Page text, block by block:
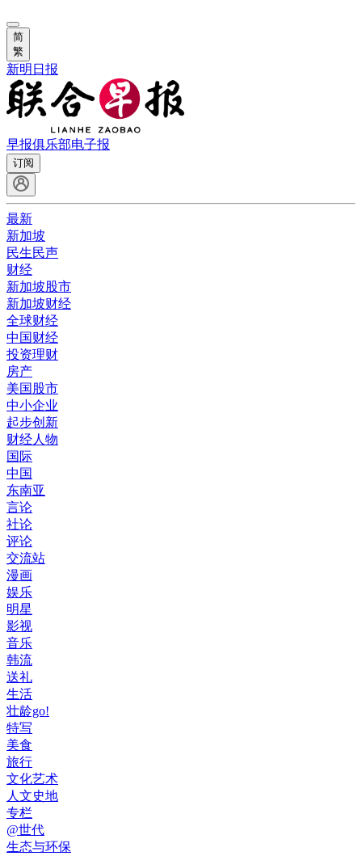
简
繁
新明日报
早报俱乐部电子报
订阅
最新
新加坡
民生民声
财经
新加坡股市
新加坡财经
全球财经
中国财经
投资理财
房产
美国股市
中小企业
起步创新
财经人物
国际
中国
东南亚
言论
社论
评论
交流站
漫画
娱乐
明星
影视
音乐
韩流
送礼
生活
壮龄go!
特写
美食
旅行
文化艺术
人文史地
专栏
@世代
生态与环保